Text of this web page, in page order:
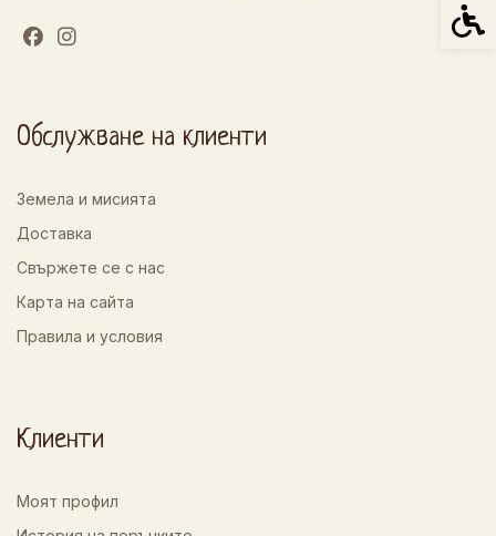
Обслужване на клиенти
Земела и мисията
Доставка
Свържете се с нас
Карта на сайта
Правила и условия
Клиенти
Моят профил